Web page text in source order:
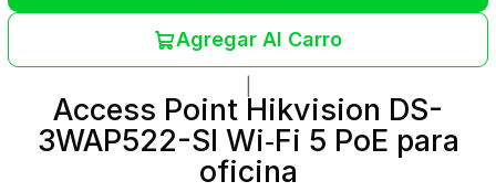
Agregar Al Carro
Access Point Hikvision DS-
3WAP522-SI Wi‑Fi 5 PoE para
oficina